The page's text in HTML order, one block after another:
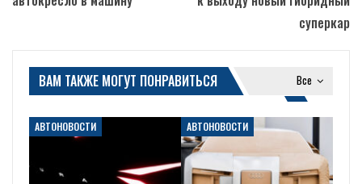
суперкар
Все
ВАМ ТАКЖЕ МОГУТ ПОНРАВИТЬСЯ
АВТОНОВОСТИ АВТОНОВОСТИ